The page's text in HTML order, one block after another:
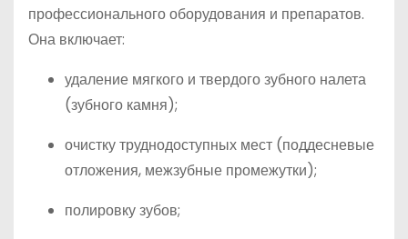
профессионального оборудования и препаратов.
Она включает:
удаление мягкого и твердого зубного налета
(зубного камня);
очистку труднодоступных мест (поддесневые
отложения, межзубные промежутки);
полировку зубов;